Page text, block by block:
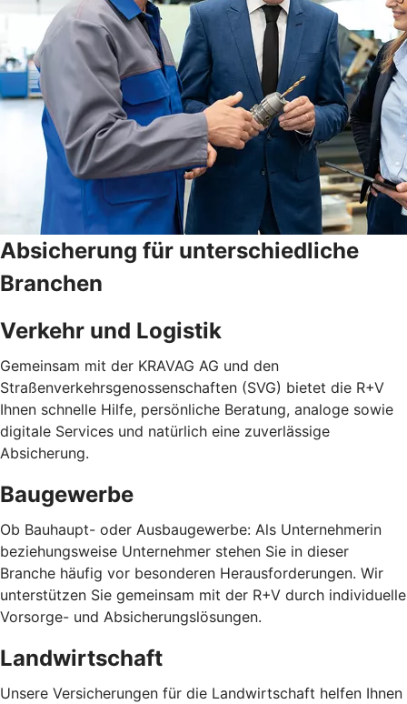
Absicherung für unterschiedliche
Branchen
Verkehr und Logistik
Gemeinsam mit der KRAVAG AG und den
Straßenverkehrsgenossenschaften (SVG) bietet die R+V
Ihnen schnelle Hilfe, persönliche Beratung, analoge sowie
digitale Services und natürlich eine zuverlässige
Absicherung.
Baugewerbe
Ob Bauhaupt- oder Ausbaugewerbe: Als Unternehmerin
beziehungsweise Unternehmer stehen Sie in dieser
Branche häufig vor besonderen Herausforderungen. Wir
unterstützen Sie gemeinsam mit der R+V durch individuelle
Vorsorge- und Absicherungslösungen.
Landwirtschaft
Unsere Versicherungen für die Landwirtschaft helfen Ihnen